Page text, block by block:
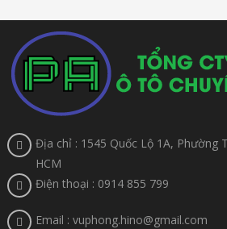
Địa chỉ : 1545 Quốc Lộ 1A, Phường
HCM
Điện thoại : 0914 855 799
Email : vuphong.hino@gmail.com